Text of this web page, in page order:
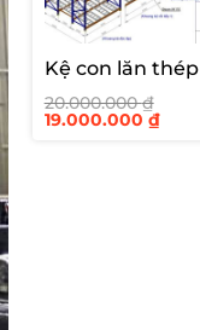
Kệ con lăn thép
20.000.000₫
Giá
19.000.000 ₫Giá